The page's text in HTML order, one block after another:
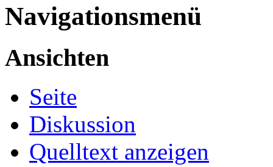
Navigationsmenü
Ansichten
Seite
Diskussion
Quelltext anzeigen